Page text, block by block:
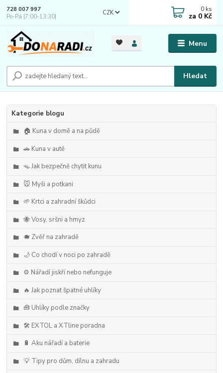
Menu
CZK
Hledat
728 007 997
Po-Pá |7:00-13:30|
0 ks
za 0 Kč
Kategorie blogu
🏠 Kuna v domě a na půdě
🚗 Kuna v autě
🪤 Jak bezpečně chytit kunu
🐭 Myši a potkani
🌱 Krtci a zahradní škůdci
🐝 Vosy, sršni a hmyz
🐗 Zvěř na zahradě
🌙 Co chodí v noci po zahradě
⚙️ Nářadí jiskří nebo nefunguje
🔥 Jak poznat špatné uhlíky
🧰 Uhlíky podle značky
🛠️ EXTOL a XTline poradna
🔋 Aku nářadí a baterie
💡 Tipy pro dům, dílnu a zahradu